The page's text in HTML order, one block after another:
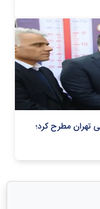
تهران مطرح کرد؛